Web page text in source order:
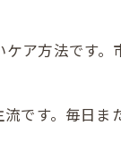
フケアのコツ
顔を磨く方法
ア方法です
です。毎日